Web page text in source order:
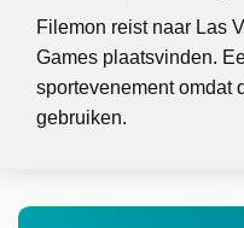
Filemon reist naar Las
Games plaatsvinden.
sportevenement omdat
gebruiken.